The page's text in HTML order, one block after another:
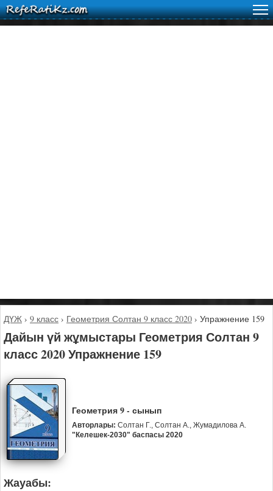
ДҮЖ › 9 класс › Геометрия Солтан 9 класс 2020 › Упражнение 159
Дайын үй жұмыстары Геометрия Солтан 9
класс 2020 Упражнение 159
Геометрия 9 - сынып
Авторлары: Солтан Г., Солтан А., Жумадилова А.
"Келешек-2030" баспасы 2020
Жауабы: